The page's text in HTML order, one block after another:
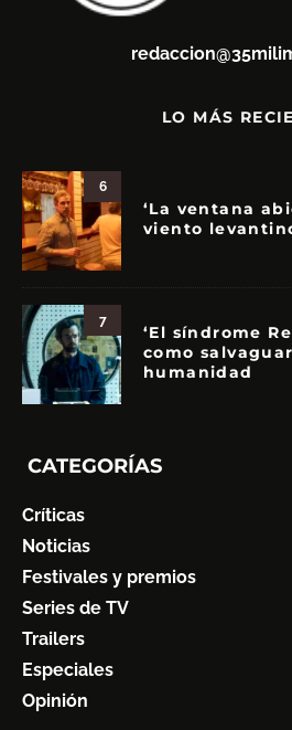
LO MÁS
6
‘La ventana
viento
7
‘El síndrome
como
humanidad
CATEGORÍAS
Críticas
Noticias
Festivales y premios
Series de TV
Trailers
Especiales
Opinión